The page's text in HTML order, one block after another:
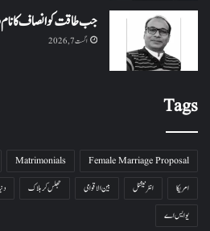
جب طاقت کو انصاف کا
اگست 7, 2026
Tags
Female Marriage Proposal
Matrimonials
امریکا
انٹرنیشنل بین الاقوامی جھلس کر ہلاک
یو ایس اے